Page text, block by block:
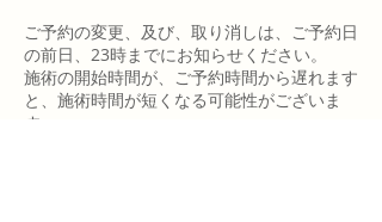
ご予約の変更、及び、取り消しは、ご予約日
の前日、23時までにお知らせください。
​施術の開始時間が、ご予約時間から遅れます
と、施術時間が短くなる可能性がございま
す。